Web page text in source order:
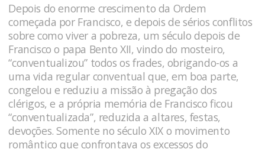
Depois do enorme crescimento da Ordem
começada por Francisco, e depois de sérios conflitos
sobre como viver a pobreza, um século depois de
Francisco o papa Bento XII, vindo do mosteiro,
“conventualizou” todos os frades, obrigando-os a
uma vida regular conventual que, em boa parte,
congelou e reduziu a missão à pregação dos
clérigos, e a própria memória de Francisco ficou
“conventualizada”, reduzida a altares, festas,
devoções. Somente no século XIX o movimento
romântico que confrontava os excessos do